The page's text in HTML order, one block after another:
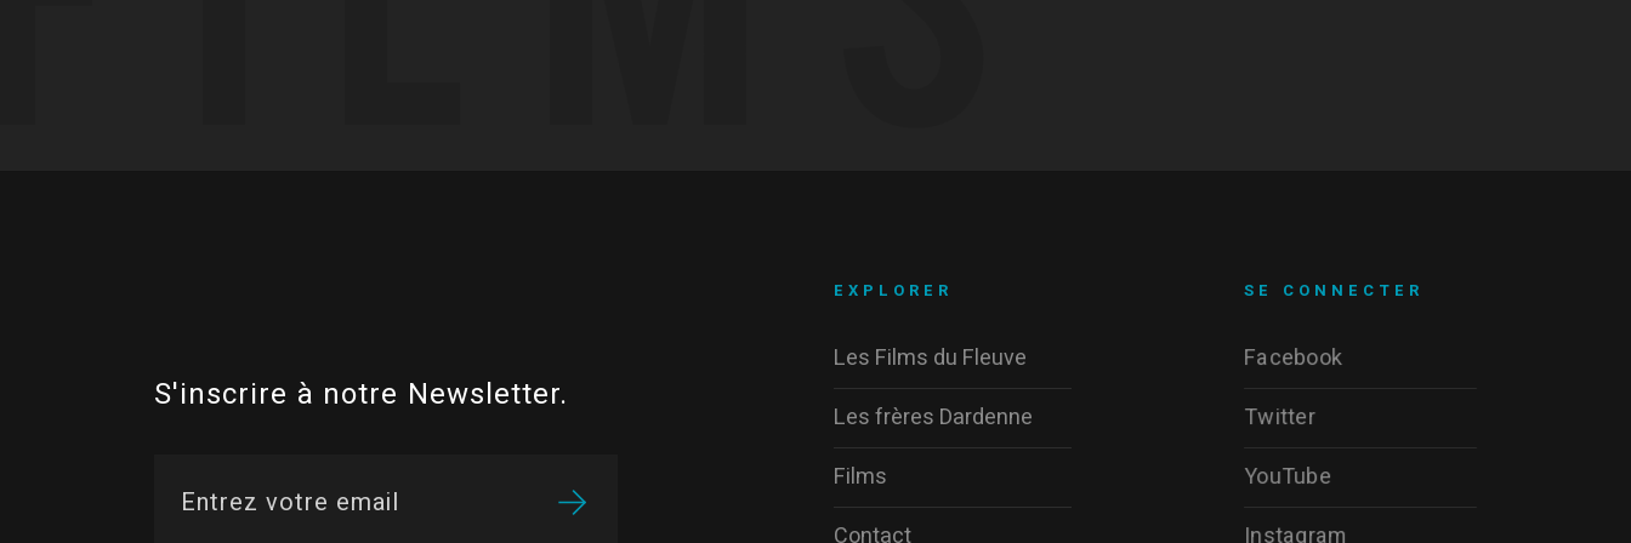
S'inscrire à notre Newsletter.
SE CONNECTER
Facebook
Twitter
YouTube
Instagram
EXPLORER
Les Films du Fleuve
Les frères Dardenne
Films
Contact